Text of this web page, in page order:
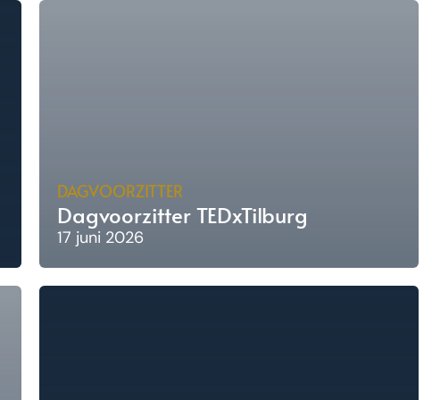
DAGVOORZITTER
Dagvoorzitter TEDxTilburg
17 juni 2026